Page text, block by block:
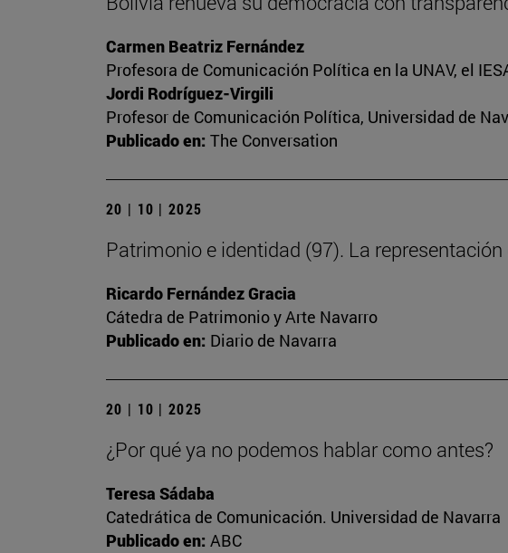
Carmen Beatriz Fernández
Profesora de Comunicación Política en la UNAV, el
Jordi Rodríguez-Virgili
Profesor de Comunicación Política, Universidad de
Publicado en: The Conversation
20 | 10 | 2025
Patrimonio e identidad (97). La
Ricardo Fernández Gracia
Cátedra de Patrimonio y Arte Navarro
Publicado en: Diario de Navarra
20 | 10 | 2025
¿Por qué ya no podemos hablar como antes?
Teresa Sádaba
Catedrática de Comunicación. Universidad de Navarra
Publicado en: ABC